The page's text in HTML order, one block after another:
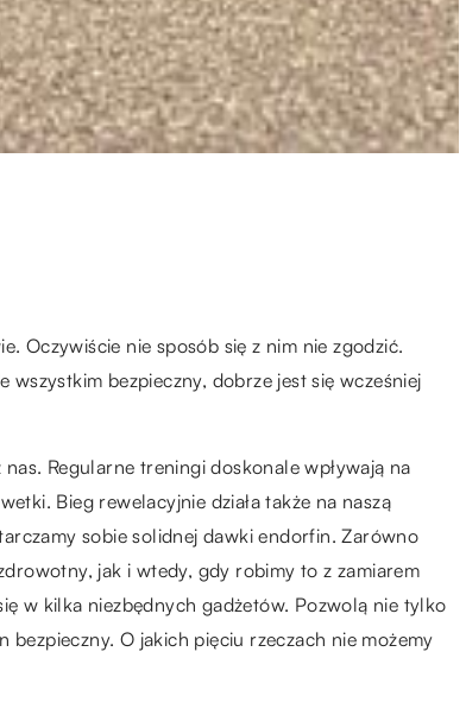
Oczywiście nie sposób się z nim nie zgodzić.
bezpieczny, dobrze jest się wcześniej
Regularne treningi doskonale wpływają na
Bieg rewelacyjnie działa także na naszą
sobie solidnej dawki endorfin. Zarówno
jak i wtedy, gdy robimy to z zamiarem
w kilka niezbędnych gadżetów. Pozwolą nie tylko
O jakich pięciu rzeczach nie możemy